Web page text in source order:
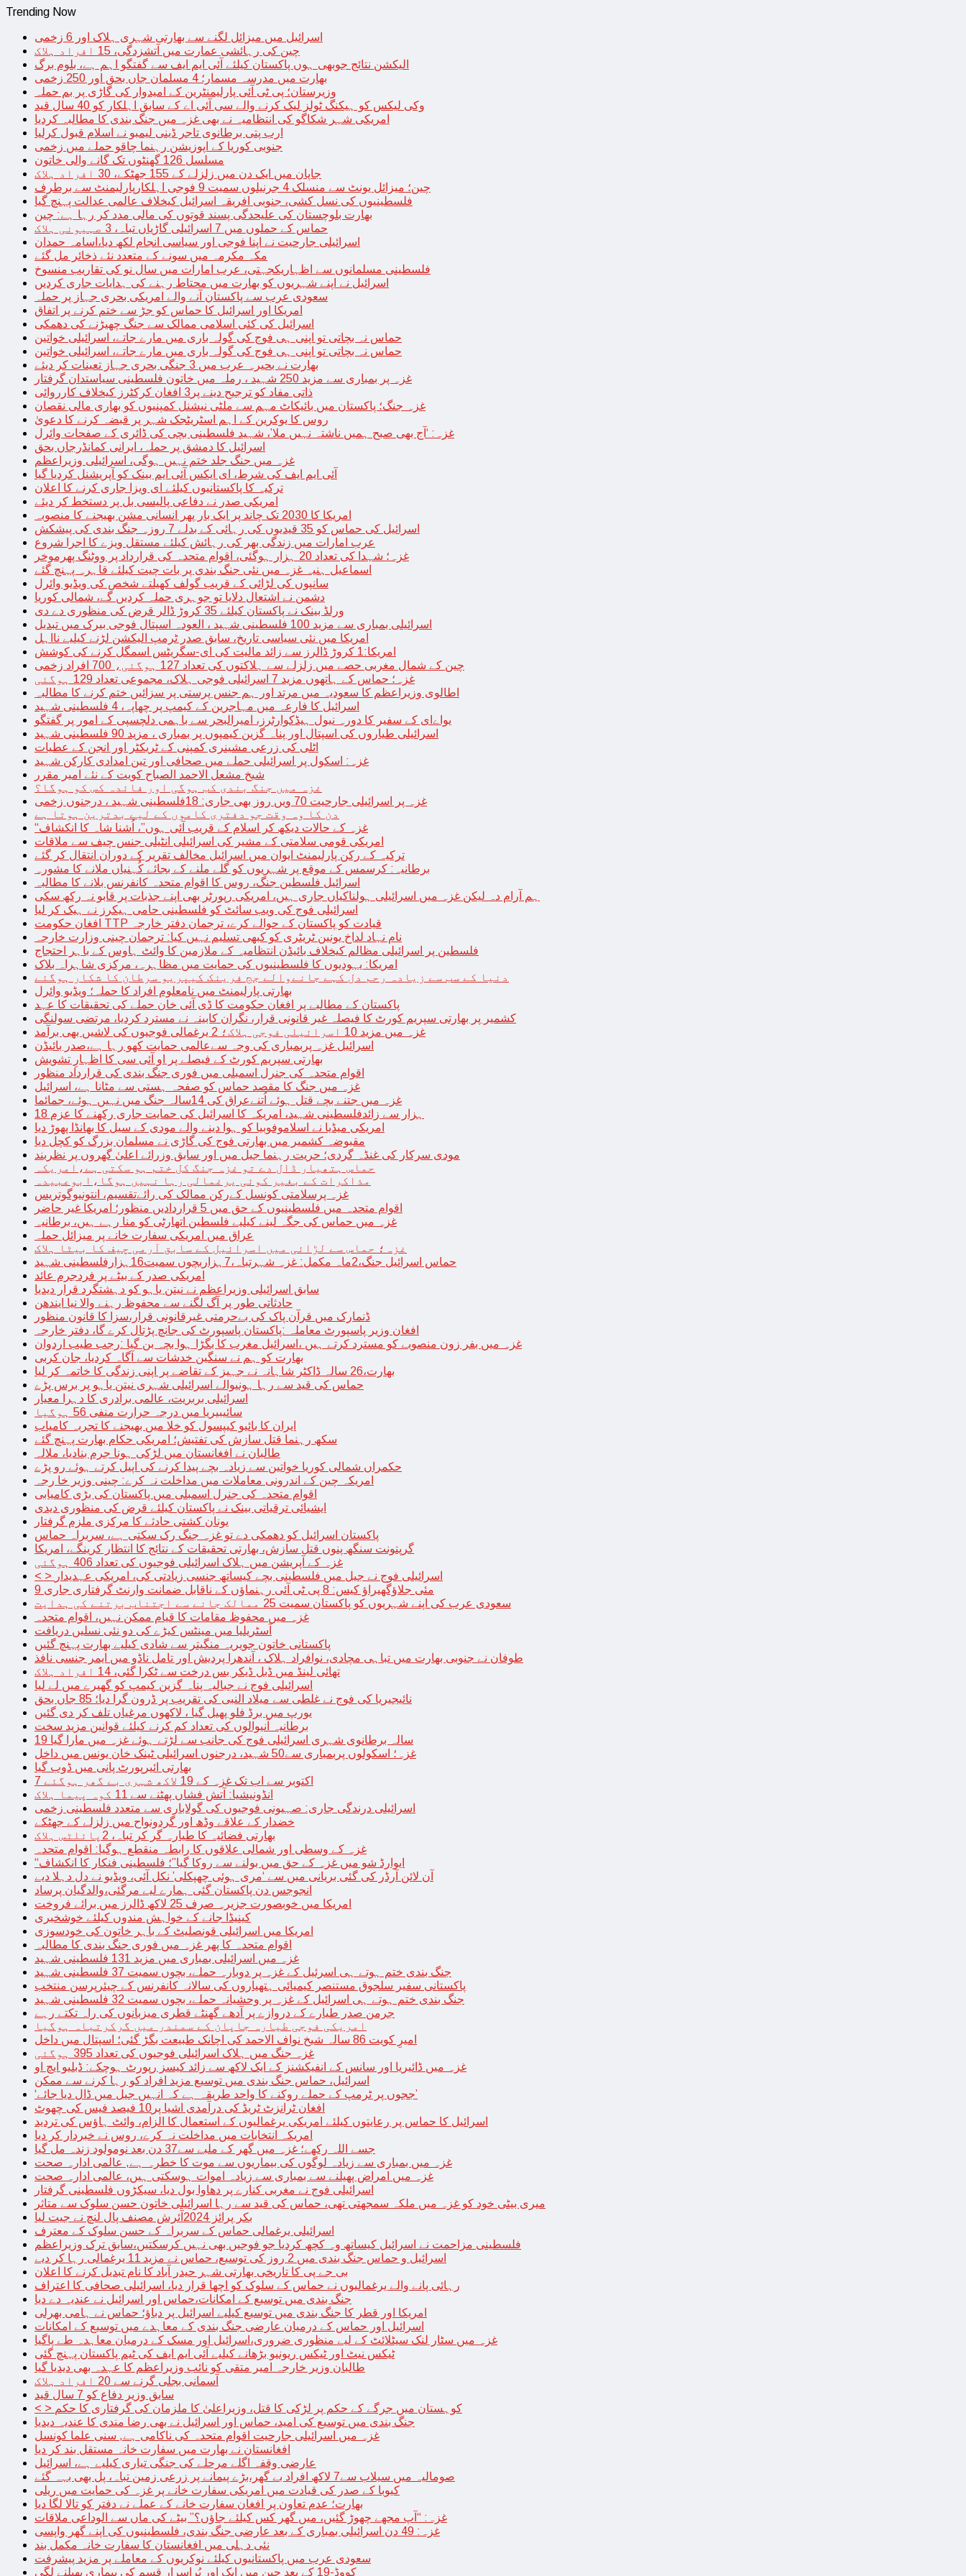
Trending Now
اسرائیل میں میزائل لگنے سے بھارتی شہری ہلاک اور 6 زخمی
چین کی رہائشی عمارت میں آتشزدگی، 15 افراد ہلاک
الیکشن نتائج جوبھی ہوں پاکستان کیلئے آئی ایم ایف سے گفتگو اہم ہے، بلوم برگ
بھارت میں مدرسہ مسمار؛ 4 مسلمان جاں بحق اور 250 زخمی
وزیرستان؛ پی ٹی آئی پارلیمنٹرین کے امیدوار کی گاڑی پر بم حملہ
وکی لیکس کو ہیکنگ ٹولز لیک کرنے والے سی آئی اے کے سابق اہلکار کو 40 سال قید
امریکی شہر شکاگو کی انتظامیہ نے بھی غزہ میں جنگ بندی کا مطالبہ کردیا
ارب پتی برطانوی تاجر ڈینی لیمبو نے اسلام قبول کرلیا
جنوبی کوریا کے اپوزیشن رہنما چاقو حملے میں زخمی
مسلسل 126 گھنٹوں تک گانے والی خاتون
جاپان میں ایک دن میں زلزلے کے 155 جھٹکے، 30 افراد ہلاک
چین؛ میزائل یونٹ سے منسلک 4 جرنیلوں سمیت 9 فوجی اہلکارپارلیمنٹ سے برطرف
فلسطینیوں کی نسل کشی، جنوبی افریقہ اسرائیل کیخلاف عالمی عدالت پہنچ گیا
بھارت بلوچستان کی علیحدگی پسند قوتوں کی مالی مدد کر رہا ہے: چین
حماس کے حملوں میں 7 اسرائیلی گاڑیاں تباہ، 3 صہیونی ہلاک
اسرائیلی جارحیت نے اپنا فوجی اور سیاسی انجام لکھ دیا،اسامہ حمدان
مکہ مکرمہ میں سونے کے متعدد نئے ذخائر مل گئے
فلسطینی مسلمانوں سے اظہاریکجہتی، عرب امارات میں سال نو کی تقاریب منسوخ
اسرائیل نے اپنے شہریوں کو بھارت میں محتاط رہنے کی ہدایات جاری کردیں
سعودی عرب سے پاکستان آنے والے امریکی بحری جہاز پر حملہ
امریکا اور اسرائیل کا حماس کو جڑ سے ختم کرنے پر اتفاق
اسرائیل کی کئی اسلامی ممالک سے جنگ چھیڑنے کی دھمکی
حماس نہ بچاتی تو اپنی ہی فوج کی گولہ باری میں مارے جاتے، اسرائیلی خواتین
حماس نہ بچاتی تو اپنی ہی فوج کی گولہ باری میں مارے جاتے، اسرائیلی خواتین
بھارت نے بحیرہ عرب میں 3 جنگی بحری جہاز تعینات کر دیئے
غزہ پر بمباری سے مزید 250 شہید ، رملہ میں خاتون فلسطینی سیاستدان گرفتار
ذاتی مفاد کو ترجیح دینے پر3 افغان کرکٹرز کیخلاف کارروائی
غزہ جنگ؛ پاکستان میں بائیکاٹ مہم سے ملٹی نیشنل کمپنیوں کو بھاری مالی نقصان
روس کا یوکرین کے اہم اسٹریٹجک شہر پر قبضہ کرنے کا دعویٰ
غزہ: ‘آج بھی صبح ہمیں ناشتہ نہیں ملا’، شہید فلسطینی بچی کی ڈائری کے صفحات وائرل
اسرائیل کا دمشق پر حملہ، ایرانی کمانڈرجاں بحق
غزہ میں جنگ جلد ختم نہیں ہوگی، اسرائیلی وزیراعظم
آئی ایم ایف کی شرط، ای ایکس آئی ایم بینک کو آپریشنل کردیا گیا
ترکیہ کا پاکستانیوں کیلئے ای ویزا جاری کرنے کا اعلان
امریکی صدر نے دفاعی پالیسی بل پر دستخط کر دیئے
امریکا کا 2030 تک چاند پر ایک بار پھر انسانی مشن بھیجنے کا منصوبہ
اسرائیل کی حماس کو 35 قیدیوں کی رہائی کے بدلے 7 روزہ جنگ بندی کی پیشکش
عرب امارات میں زندگی بھر کی رہائش کیلئے مستقل ویزے کا اجرا شروع
غزہ؛ شہدا کی تعداد 20 ہزار ہوگئی، اقوام متحدہ کی قرارداد پر ووٹنگ پھرموخر
اسماعیل ہنیہ غزہ میں نئی جنگ بندی پر بات چیت کیلئے قاہرہ پہنچ گئے
سانپوں کی لڑائی کے قریب گولف کھیلتے شخص کی ویڈیو وائرل
دشمن نے اشتعال دلایا تو جوہری حملہ کردیں گے، شمالی کوریا
ورلڈ بینک نے پاکستان کیلئے 35 کروڑ ڈالر قرض کی منظوری دے دی
اسرائیلی بمباری سے مزید 100 فلسطینی شہید ، العودہ اسپتال فوجی بیرک میں تبدیل
امریکا میں نئی سیاسی تاریخ، سابق صدر ٹرمپ الیکشن لڑنے کیلیے نااہل
امریکا:1 کروڑ ڈالرز سے زائد مالیت کی ای-سگریٹس اسمگل کرنے کی کوشش
چین کے شمال مغربی حصے میں زلزلے سے ہلاکتوں کی تعداد 127 ہوگئی، 700 افراد زخمی
غزہ؛ حماس کے ہاتھوں مزید 7 اسرائیلی فوجی ہلاک، مجموعی تعداد 129 ہوگئی
اطالوی وزیراعظم کا سعودیہ میں مرتد اور ہم جنس پرستی پر سزائیں ختم کرنے کا مطالبہ
اسرائیل کا فارعہ میں مہاجرین کے کیمپ پر چھاپہ، 4 فلسطینی شہید
یواےای کے سفیر کا دورہ نیول ہیڈکوارٹرز، امیرالبحر سے باہمی دلچسپی کے امور پر گفتگو
اسرائیلی طیاروں کی اسپتال اور پناہ گزین کیمپوں پر بمباری ، مزید 90 فلسطینی شہید
اٹلی کی زرعی مشینری کمپنی کے ٹریکٹر اور انجن کے عطیات
غزہ: اسکول پر اسرائیلی حملے میں صحافی اور تین امدادی کارکن شہید
شیخ مشعل الاحمد الصباح کویت کے نئے امیر مقرر
غزہ میں جنگ بندی کب ہوگی اور فائدہ کس کو ہوگا؟
غزہ پر اسرائیلی جارحیت 70 ویں روز بھی جاری: 18فلسطینی شہید ، درجنوں زخمی
دن کا وہ وقت جو دفتری کاموں کے لیے بدترین ہوتا ہے
“غزہ کے حالات دیکھ کر اسلام کے قریب آئی ہوں”، اُشنا شاہ کا انکشاف
امریکی قومی سلامتی کے مشیر کی اسرائیلی انٹیلی جنس چیف سے ملاقات
ترکیہ کے رکن پارلیمنٹ ایوان میں اسرائیل مخالف تقریر کے دوران انتقال کر گئے
برطانیہ: کرسمس کے موقع پر شہریوں کو گلے ملنے کے بجائے کُہنیاں ملانے کا مشورہ
اسرائیل فلسطین جنگ، روس کا اقوام متحدہ کانفرنس بلانے کا مطالبہ
ہم آرام دہ لیکن غزہ میں اسرائیلی ہولناکیاں جاری ہیں، امریکی رپورٹر بھی اپنے جذبات پر قابو نہ رکھ سکی
اسرائیلی فوج کی ویب سائٹ کو فلسطینی حامی ہیکرز نے ہیک کر لیا
افغان حکومت TTP قیادت کو پاکستان کے حوالے کرے، ترجمان دفتر خارجہ
نام نہاد لداخ یونین ٹریٹری کو کبھی تسلیم نہیں کیا: ترجمان چینی وزارت خارجہ
فلسطین پر اسرائیلی مظالم کیخلاف بائیڈن انتظامیہ کے ملازمین کا وائٹ ہاوس کے باہر احتجاج
امریکا: یہودیوں کا فلسطینیوں کی حمایت میں مظاہرہ، مرکزی شاہراہ بلاک
دنیا کے سب سے زیادہ رحم دل کہے جانےوالے جج فرینک کیپریو سرطان کا شکار ہوگئے
بھارتی پارلیمنٹ میں نامعلوم افراد کا حملہ؛ ویڈیو وائرل
پاکستان کے مطالبے پر افغان حکومت کا ڈی آئی خان حملے کی تحقیقات کا عہد
کشمیر پر بھارتی سپریم کورٹ کا فیصلہ غیر قانونی قرار، نگران کابینہ نے مسترد کردیا، مرتضی سولنگی
غزہ میں مزید 10 اسرائیلی فوجی ہلاک؛ 2 یرغمالی فوجیوں کی لاشیں بھی برآمد
اسرائیل غزہ پربمباری کی وجہ سےعالمی حمایت کھو رہا ہے،صدر بائیڈن
بھارتی سپریم کورٹ کے فیصلے پر او آئی سی کا اظہارِ تشویش
اقوام متحدہ کی جنرل اسمبلی میں فوری جنگ بندی کی قرارداد منظور
غزہ میں جنگ کا مقصد حماس کو صفحہ ہستی سے مٹانا ہے، اسرائیل
غزہ میں جتنے بچے قتل ہوئے اُتنےعراق کی 14سالہ جنگ میں نہیں ہوئے، جمائما
18 ہزار سے زائدفلسطینی شہید، امریکہ کا اسرائیل کی حمایت جاری رکھنے کا عزم
امریکی میڈیا نے اسلاموفوبیا کو ہوا دینے والے مودی کے سیل کا بھانڈا پھوڑ دیا
مقبوضہ کشمیر میں بھارتی فوج کی گاڑی نے مسلمان بزرگ کو کچل دیا
مودی سرکار کی غنڈہ گردی؛ حریت رہنما جیل میں اور سابق وزرائے اعلیٰ گھروں پر نظربند
حماس ہتھیار ڈال دے تو غزہ جنگ کل ختم ہو سکتی ہے،امریکہ
مذاکرات کے بغیر کوئی یرغمالی رہا نہیں ہوگا،ابوعبیدہ
غزہ پرسلامتی کونسل کےرکن ممالک کی رائےتقسیم، انتونیوگوتریس
اقوام متحدہ میں فلسطینیوں کے حق میں 5 قراردادیں منظور؛ امریکا غیر حاضر
غزہ میں حماس کی جگہ لینے کیلیے فلسطین اتھارٹی کو منا رہے ہیں، برطانیہ
عراق میں امریکی سفارت خانے پر میزائل حملہ
غزہ؛ حماس سے لڑائی میں اسرائیل کے سابق آرمی چیف کا بیٹا ہلاک
حماس اسرائیل جنگ،2ماہ مکمل: غزہ شہرتباہ،7ہزاربچوں سمیت16ہزارفلسطینی شہید
امریکی صدر کے بیٹے پر فردجرم عائد
سابق اسرائیلی وزیراعظم نے نیتن یاہو کو دہشتگرد قرار دیدیا
حادثاتی طور پر آگ لگنے سے محفوظ رہنے والا نیا ایندھن
ڈنمارک میں قرآن پاک کی بےحرمتی غیرقانونی قرار،سزا کا قانون منظور
افغان وزیر پاسپورٹ معاملہ :پاکستان پاسپورٹ کی جانچ پڑتال کرے گا، دفتر خارجہ
غزہ میں بفر زون منصوبے کو مسترد کرتے ہیں ،اسرائیل مغرب کا بگڑا ہوا بچہ بن گیا :رجب طیب اردوان
بھارت کو ہم نے سنگین خدشات سے آگاہ کردیا، جان کربی
بھارت،26 سالہ ڈاکٹر شاہانہ نے جہیز کے تقاضے پر اپنی زندگی کا خاتمہ کر لیا
حماس کی قید سے رہا ہونیوالے اسرائیلی شہری نیتن یاہو پر برس پڑے
اسرائیلی بربریت، عالمی برادری کا دہرا معیار
سائیبیریا میں درجہ حرارت منفی 56 ہوگیا
ایران کا بائیو کیپسول کو خلا میں بھیجنے کا تجربہ کامیاب
سکھ رہنما قتل سازش کی تفتیش؛ امریکی حکام بھارت پہنچ گئے
طالبان نے افغانستان میں لڑکی ہونا جرم بنادیا، ملالہ
حکمراں شمالی کوریا خواتین سے زیادہ بچے پیدا کرنے کی اپیل کرتے ہوئے رو پڑے
امریکہ چین کے اندرونی معاملات میں مداخلت نہ کرے: چینی وزیر خا رجہ
اقوام متحدہ کی جنرل اسمبلی میں پاکستان کی بڑی کامیابی
ایشیائی ترقیاتی بینک نے پاکستان کیلئے قرض کی منظوری دیدی
یونان کشتی حادثے کا مرکزی ملزم گرفتار
پاکستان اسرائیل کو دھمکی دے تو غزہ جنگ رک سکتی ہے، سربراہ حماس
گرپتونت سنگھ پنوں قتل سازش، بھارتی تحقیقات کے نتائج کا انتظار کرینگے، امریکا
غزہ کے آپریشن میں ہلاک اسرائیلی فوجیوں کی تعداد 406 ہوگئی
< > اسرائیلی فوج نے جیل میں فلسطینی بچے کیساتھ جنسی زیادتی کی، امریکی عہدیدار
9 مئی جلاؤگھیراؤ کیس: 8 پی ٹی آئی رہنماؤں کے ناقابل ضمانت وارنٹ گرفتاری جاری
سعودی عرب کی اپنے شہریوں کو پاکستان سمیت 25 ممالک جانے سے اجتناب برتنے کی ہدایت
غزہ میں محفوظ مقامات کا قیام ممکن نہیں، اقوام متحدہ
آسٹریلیا میں مینٹس کیڑے کی دو نئی نسلیں دریافت
پاکستانی خاتون جویریہ منگیتر سے شادی کیلیے بھارت پہنچ گئیں
طوفان نے جنوبی بھارت میں تباہی مچادی، نوافراد ہلاک ، آندھرا پردیش اور تامل ناڈو میں ایمر جنسی نافذ
تھائی لینڈ میں ڈبل ڈیکر بس درخت سے ٹکرا گئی، 14 افراد ہلاک
اسرائیلی فوج نے جبالیہ پناہ گزین کیمپ کو گھیرے میں لے لیا
نائیجیریا کی فوج نے غلطی سے میلاد النبی کی تقریب پر ڈرون گرا دیا؛ 85 جاں بحق
یورپ میں برڈ فلو پھیل گیا ، لاکھوں مرغیاں تلف کر دی گئیں
برطانیہ آنیوالوں کی تعداد کم کرنے کیلئے قوانین مزید سخت
19 سالہ برطانوی شہری اسرائیلی فوج کی جانب سے لڑتے ہوئے غزہ میں مارا گیا
غزہ؛ اسکولوں پربمباری سے50 شہید، درجنوں اسرائیلی ٹینک خان یونس میں داخل
بھارتی ائیرپورٹ پانی میں ڈوب گیا
7 اکتوبر سے اب تک غزہ کے 19 لاکھ شہری بے گھر ہوگئے
انڈونیشیا: آتش فشاں پھٹنے سے 11 کوہ پیما ہلاک
اسرائیلی درندگی جاری: صہیونی فوجیوں کی گولاباری سے متعدد فلسطینی زخمی
خضدار کے علاقے وڈھ اور گردونواح میں زلزلے کے جھٹکے
بھارتی فضائیہ کا طیارہ گر کر تباہ، 2پائلٹس ہلاک
غزہ کے وسطی اور شمالی علاقوں کا رابطہ منقطع ہوگیا: اقوام متحدہ
“ایوارڈ شو میں غزہ کے حق میں بولنے سے روکا گیا”؛ فلسطینی فنکار کا انکشاف
آن لائن آرڈر کی گئی بریانی میں سے ‘مری ہوئی چھپکلی’ نکل آئی، ویڈیو نے دل دہلا دیے
انجوجس دن پاکستان گئی ہمارے لیے مرگئی،والدگیان پرساد
امریکا میں خوبصورت جزیرہ صرف 25 لاکھ ڈالرز میں برائے فروخت
کینیڈا جانے کے خواہش مندوں کیلئے خوشخبری
امریکا میں اسرائیلی قونصلیٹ کے باہر خاتون کی خودسوزی
اقوام متحدہ کا پھر غزہ میں فوری جنگ بندی کا مطالبہ
غزہ میں اسرائیلی بمباری میں مزید 131 فلسطینی شہید
جنگ بندی ختم ہوتے ہی اسرئیل کے غزہ پر دوبارہ حملے، بچوں سمیت 37 فلسطینی شہید
پاکستانی سفیر سلجوق مستنصر کیمیائی ہتھیاروں کی سالانہ کانفرنس کے چیئرپرسن منتخب
جنگ بندی ختم ہوتے ہی اسرائیل کے غزہ پر وحشیانہ حملے، بچوں سمیت 32 فلسطینی شہید
جرمن صدر طیارے کے دروازے پر آدھے گھنٹے قطری میزبانوں کی راہ تکتے رہے
امریکی فوجی طیارہ جاپان کے سمندر میں گرکرتباہ ہوگیا
امیرِ کویت 86 سالہ شیخ نواف الاحمد کی اچانک طبیعت بگڑ گئی؛ اسپتال میں داخل
غزہ جنگ میں ہلاک اسرائیلی فوجیوں کی تعداد 395 ہوگئی
غزہ میں ڈائیریا اور سانس کے انفیکشنز کے ایک لاکھ سے زائد کیسز رپورٹ ہوچکے: ڈبلیو ایچ او
اسرائیل، حماس جنگ بندی میں توسیع مزید افراد کو رہا کرنے سے ممکن
‘ججوں پر ٹرمپ کے حملے روکنے کا واحد طریقہ ہے کہ انہیں جیل میں ڈال دیا جائے’
افغان ٹرانزٹ ٹریڈ کی درآمدی اشیا پر10 فیصد فیس کی چھوٹ
اسرائیل کا حماس پر رعایتوں کیلئے امریکی یرغمالیوں کے استعمال کا الزام، وائٹ ہاؤس کی تردید
امریکہ انتخابات میں مداخلت نہ کرے، روس نے خبردار کر دیا
جسے اللہ رکھے؛ غزہ میں گھر کے ملبے سے37 دن بعد نومولود زندہ مل گیا
غزہ میں بمباری سے زیادہ لوگوں کی بیماریوں سے موت کا خطرہ ہے, عالمی ادارہ صحت
غزہ میں امراض پھیلنے سے بمباری سے زیادہ اموات ہوسکتی ہیں، عالمی ادارہ صحت
اسرائیلی فوج نے مغربی کنارے پر دھاوا بول دیا، سیکڑوں فلسطینی گرفتار
میری بیٹی خود کو غزہ میں ملکہ سمجھتی تھی، حماس کی قید سے رہا اسرائیلی خاتون حسن سلوک سے متاثر
بکر پرائز 2024آئرش مصنف پال لنچ نے جیت لیا
اسرائیلی یرغمالی حماس کے سربراہ کے حسن سلوک کے معترف
فلسطینی مزاحمت نے اسرائیل کیساتھ وہ کچھ کردیا جو فوجیں بھی نہیں کرسکتیں،سابق ترک وزیراعظم
اسرائیل و حماس جنگ بندی میں 2 روز کی توسیع، حماس نے مزید 11 یرغمالی رہا کر دیے
بی جے پی کا تاریخی بھارتی شہر حیدر آباد کا نام تبدیل کرنے کا اعلان
رہائی پانے والے یرغمالیوں نے حماس کے سلوک کو اچھا قرار دیا، اسرائیلی صحافی کا اعتراف
جنگ بندی میں توسیع کے امکانات،حماس اور اسرائیل نے عندیہ دے دیا
امریکا اور قطر کا جنگ بندی میں توسیع کیلیے اسرائیل پر دباؤ؛ حماس نے ہامی بھرلی
اسرائیل اور حماس کے درمیان عارضی جنگ بندی کے معاہدے میں توسیع کے امکانات
غزہ میں سٹار لنک سیٹلائٹ کے لیے منظوری ضروری،اسرائیل اور مسک کے درمیان معاہدہ طے پاگیا
ٹیکس نیٹ اور ٹیکس ریونیو بڑھانے کیلیے آئی ایم ایف کی ٹیم پاکستان پہنچ گئی
طالبان وزیر خارجہ امیر متقی کو نائب وزیراعظم کا عہدہ بھی دیدیا گیا
آسمانی بجلی گرنے سے 20 افراد ہلاک
سابق وزیر دفاع کو 7 سال قید
< > کوہستان میں جرگے کے حکم پر لڑکی کا قتل، وزیراعلیٰ کا ملزمان کی گرفتاری کا حکم
جنگ بندی میں توسیع کی امید، حماس اور اسرائیل نے بھی رضا مندی کا عندیہ دیدیا
غزہ میں اسرائیلی جارحیت اقوام متحدہ کی ناکامی ہے, سنی علما کونسل
افغانستان نے بھارت میں سفارت خانہ مستقل بند کر دیا
عارضی وقفہ اگلے مرحلے کی جنگی تیاری کیلیے ہے، اسرائیل
صومالیہ میں سیلاب سے7 لاکھ افراد بے گھر،بڑے پیمانے پر زرعی زمین تباہ، پل بھی بہہ گئے
کیوبا کے صدر کی قیادت میں امریکی سفارت خانے پر غزہ کی حمایت میں ریلی
بھارت؛ عدم تعاون پر افغان سفارت خانے کے عملے نے دفتر کو تالا لگا دیا
غزہ: “آپ مجھے چھوڑ گئیں، میں گھر کس کیلئے جاؤں؟” بیٹے کی ماں سے الوداعی ملاقات
غزہ: 49 دن اسرائیلی بمباری کے بعد عارضی جنگ بندی، فلسطینیوں کی اپنے گھر واپسی
نئی دہلی میں افغانستان کا سفارت خانہ مکمل بند
سعودی عرب میں پاکستانیوں کیلئے نوکریوں کے معاملے پر مزید پیشرفت
کووڈ-19 کے بعد چین میں ایک اور پُراسرار قسم کی بیماری پھیلنے لگی